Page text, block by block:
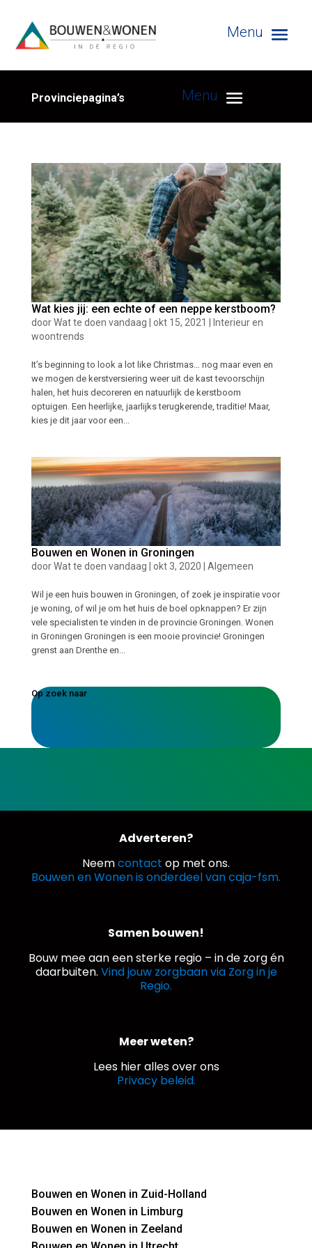
Provinciepagina’s
Wat kies jij: een echte of een neppe kerstboom?
doorWat te doen vandaag okt 15, 2021
Interieur en
woontrends
It’s beginning to look a lot like Christmas… nog maar even en
we mogen de kerstversiering weer uit de kast tevoorschijn
halen, het huis decoreren en natuurlijk de kerstboom
optuigen. Een heerlijke, jaarlijks terugkerende, traditie! Maar,
kies je dit jaar voor een...
Bouwen en Wonen in Groningen
doorWat te doen vandaag okt 3, 2020 Algemeen
Wil je een huis bouwen in Groningen, of zoek je inspiratie voor
je woning, of wil je om het huis de boel opknappen? Er zijn
vele specialisten te vinden in de provincie Groningen. Wonen
in Groningen Groningen is een mooie provincie! Groningen
grenst aan Drenthe en...
Op zoek naar
Adverteren?
Neemcontact op met ons.
Bouwen en Wonen is onderdeel van caja-fsm.
Samen bouwen!
Bouw mee aan een sterke regio – in de zorg én
daarbuiten. Vind jouw zorgbaan via Zorg in je
Regio.
Meer weten?
Lees hier alles over ons
Privacy beleid.
Bouwen en Wonen in Zuid-Holland
Bouwen en Wonen in Limburg
Bouwen en Wonen in Zeeland